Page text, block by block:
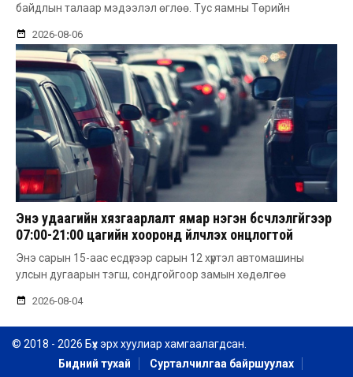
байдлын талаар мэдээлэл өглөө. Тус яамны Төрийн
2026-08-06
Энэ удаагийн хязгаарлалт ямар нэгэн бүсчлэлгүйгээр
07:00-21:00 цагийн хооронд үйлчлэх онцлогтой
Энэ сарын 15-аас есдүгээр сарын 12 хүртэл автомашины
улсын дугаарын тэгш, сондгойгоор замын хөдөлгөө
2026-08-04
© 2018 - 2026 Бүх эрх хуулиар хамгаалагдсан.
Бидний тухай
Сурталчилгаа байршуулах